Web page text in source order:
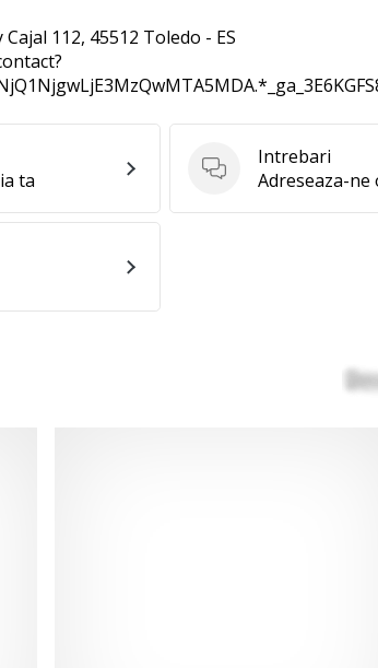
Cajal 112, 45512 Toledo - ES
ta
Intrebari
Intrebari
Adreseaza-